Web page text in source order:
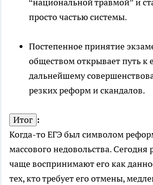
“национальной травмой” и
просто частью системы.
Постепенное принятие
обществом открывает путь к
дальнейшему
резких реформ и скандалов.
Итог :
Когда-то ЕГЭ был символом
массового недовольства. Сегодня
чаще воспринимают его как
тех, кто требует его отмены,